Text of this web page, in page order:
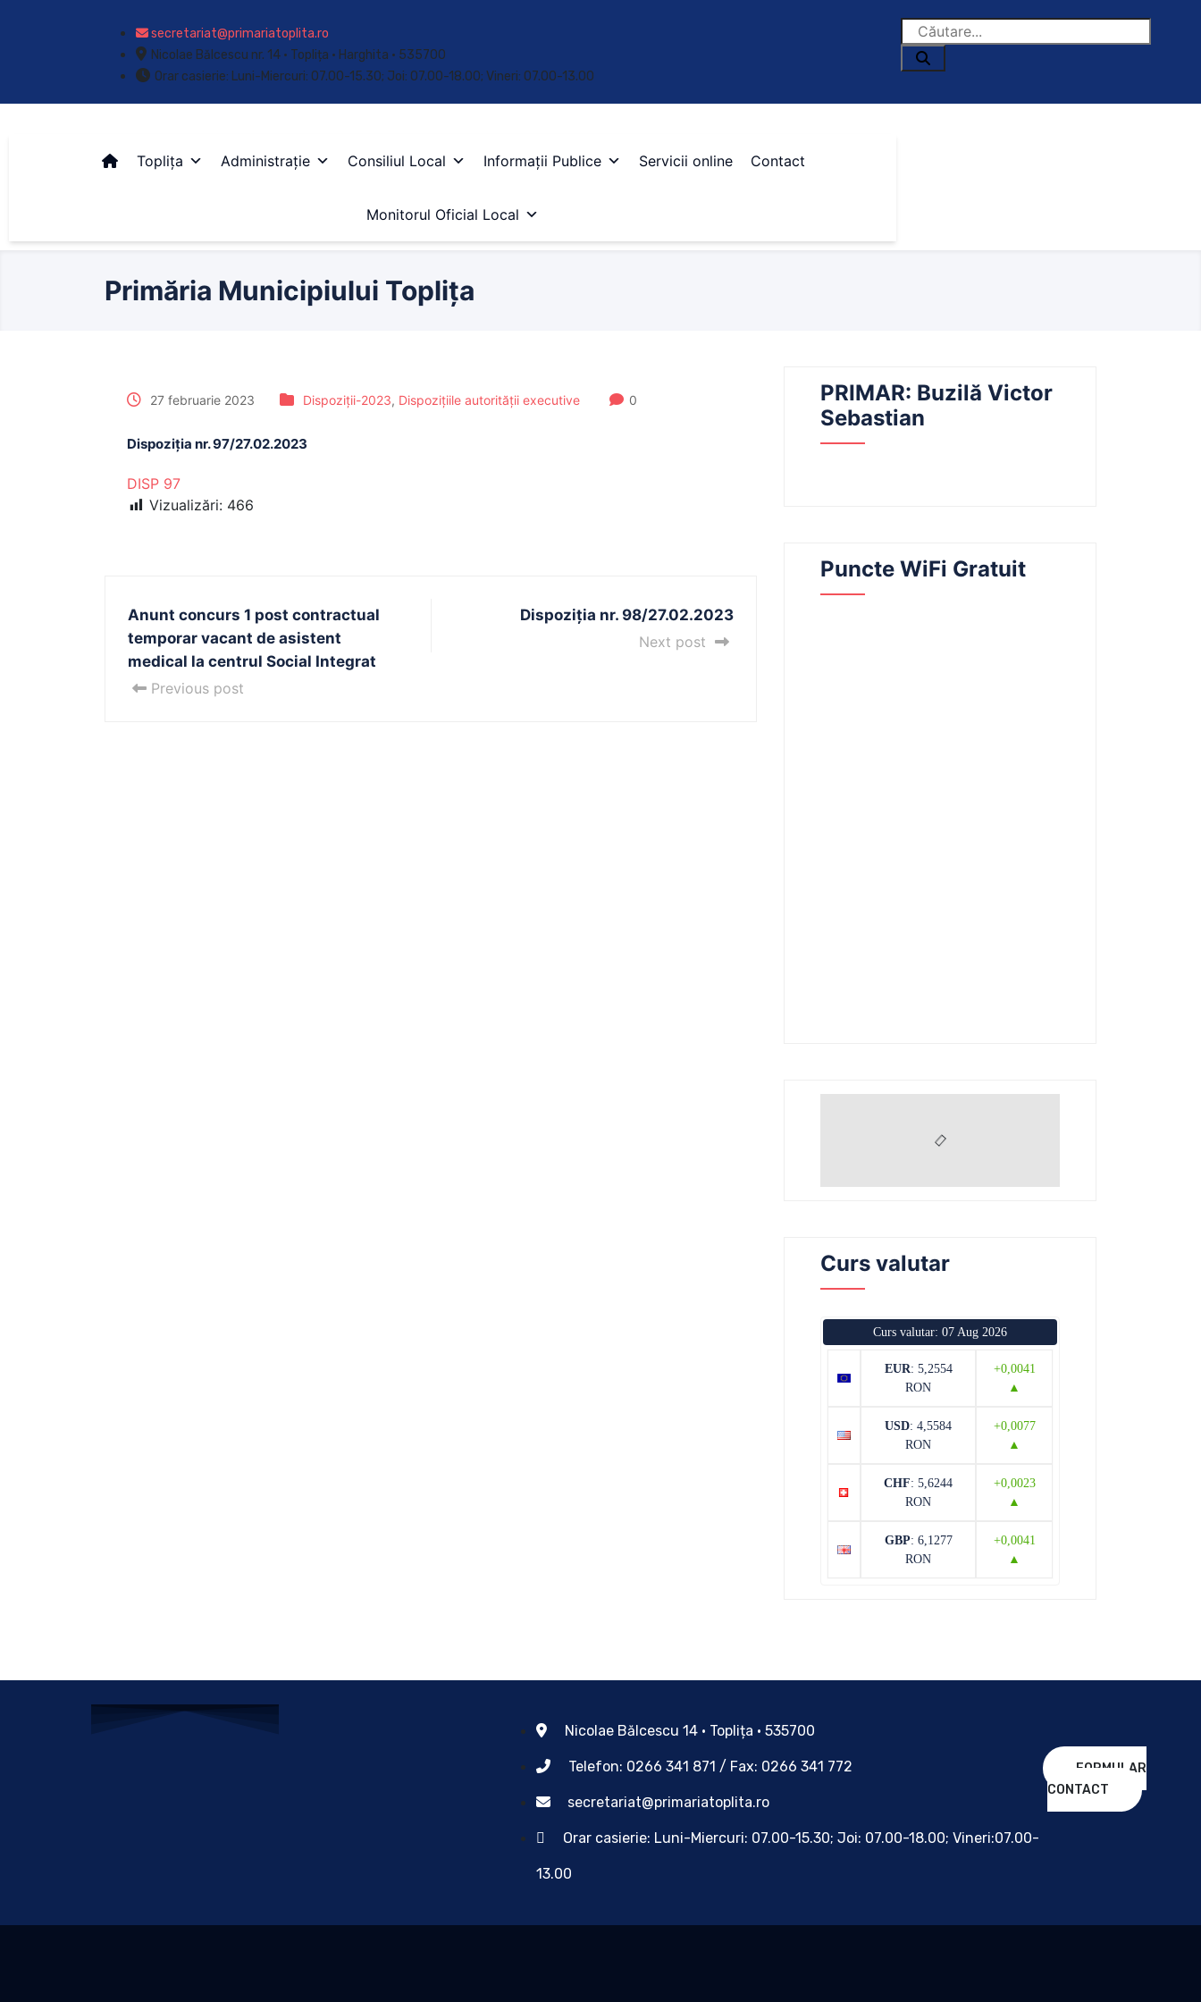
secretariat@primariatoplita.ro
Nicolae Bălcescu nr. 14 • Toplița • Harghita • 535700
Orar casierie: Luni-Miercuri: 07.00-15.30; Joi: 07.00-18.00; Vineri: 07.00-13.00
Toplița Administrație Consiliul Local Informații Publice Servicii online Contact
Monitorul Oficial Local
Primăria Municipiului Toplița
27 februarie 2023 Dispoziții-2023, Dispozițiile autorității executive 0
Dispoziția nr. 97/27.02.2023
DISP 97
Vizualizări: 466
Anunt concurs 1 post contractual
temporar vacant de asistent
medical la centrul Social Integrat
Previous post
Dispoziția nr. 98/27.02.2023
Next post
PRIMAR: Buzilă Victor
Sebastian
Puncte WiFi Gratuit
Curs valutar
Curs valutar: 07 Aug 2026
EUR: 5,2554
RON
+0,0041
▲
USD: 4,5584
RON
+0,0077
▲
CHF: 5,6244
RON
+0,0023
▲
GBP: 6,1277
RON
+0,0041
▲
Nicolae Bălcescu 14 • Toplița • 535700
Telefon: 0266 341 871 / Fax: 0266 341 772
secretariat@primariatoplita.ro
Orar casierie: Luni-Miercuri: 07.00-15.30; Joi: 07.00-18.00; Vineri:07.00-
13.00
FORMULAR
CONTACT